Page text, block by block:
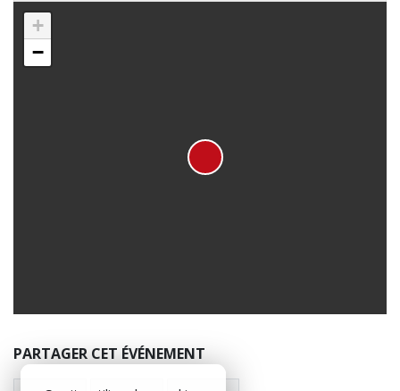
+
−
PARTAGER CET ÉVÉNEMENT